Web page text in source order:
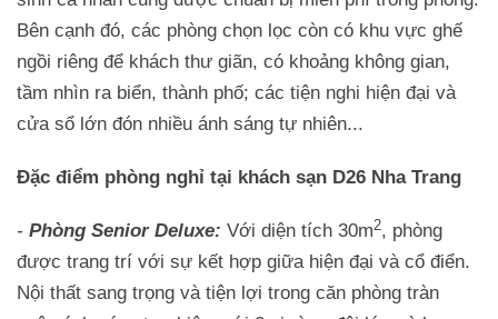
Bên cạnh đó, các phòng chọn lọc còn có khu vực ghế
ngồi riêng để khách thư giãn, có khoảng không gian,
tầm nhìn ra biển, thành phố; các tiện nghi hiện đại và
cửa sổ lớn đón nhiều ánh sáng tự nhiên...
Đặc điểm phòng nghỉ tại khách sạn D26 Nha Trang
- Phòng Senior Deluxe: Với diện tích 30m2, phòng
được trang trí với sự kết hợp giữa hiện đại và cổ điển.
Nội thất sang trọng và tiện lợi trong căn phòng tràn